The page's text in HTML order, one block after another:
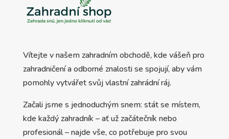
Vítejte v našem zahradním obchodě, kde vášeň pro
zahradničení a odborné znalosti se spojují, aby vám
pomohly vytvářet svůj vlastní zahrádní ráj.
Začali jsme s jednoduchým snem: stát se místem,
kde každý zahradník – ať už začátečník nebo
profesionál – najde vše, co potřebuje pro svou